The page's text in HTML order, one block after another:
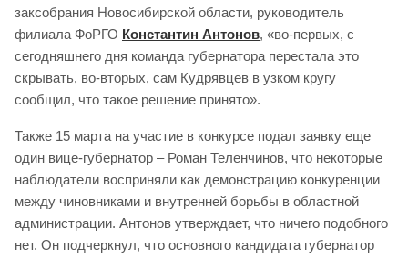
заксобрания Новосибирской области, руководитель
филиала ФоРГО Константин Антонов, «во-первых, с
сегодняшнего дня команда губернатора перестала это
скрывать, во-вторых, сам Кудрявцев в узком кругу
сообщил, что такое решение принято».
Также 15 марта на участие в конкурсе подал заявку еще
один вице-губернатор – Роман Теленчинов, что некоторые
наблюдатели восприняли как демонстрацию конкуренции
между чиновниками и внутренней борьбы в областной
администрации. Антонов утверждает, что ничего подобного
нет. Он подчеркнул, что основного кандидата губернатор